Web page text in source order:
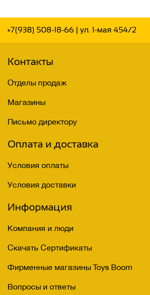
+7(938) 508-18-66 | ул. 1-мая 454/2
Информация
Компания и люди
Скачать Сертификаты
Фирменные магазины Toys Boom
Вопросы и ответы
Оплата и доставка
Условия оплаты
Условия доставки
Контакты
Отделы продаж
Магазины
Письмо директору